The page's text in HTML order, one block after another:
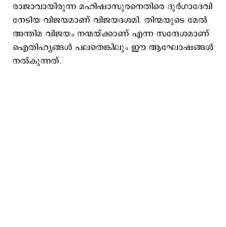
രാജാവായിരുന്ന മഹിഷാസുരനെതിരെ ദുർഗാദേവി
നേടിയ വിജയമാണ് വിജയദശമി. തിന്മയുടെ മേൽ
അന്തിമ വിജയം നന്മയ്ക്കാണ് എന്ന സന്ദേശമാണ്
ഐതിഹ്യങ്ങൾ പലതെങ്കിലും ഈ ആഘോഷങ്ങൾ
നൽകുന്നത്.